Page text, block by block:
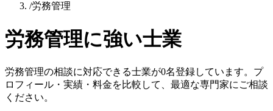
/労務管理
労務管理に強い士業
労務管理の相談に対応できる士業が0名登録しています。プ
ロフィール・実績・料金を比較して、最適な専門家にご相談
ください。